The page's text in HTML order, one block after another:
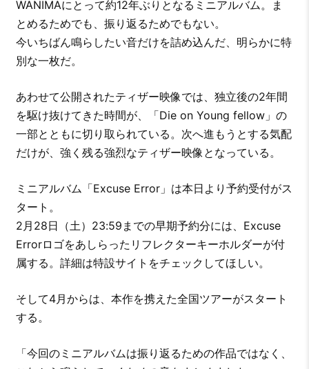
WANIMAにとって約12年ぶりとなるミニアルバム。ま
とめるためでも、振り返るためでもない。
今いちばん鳴らしたい音だけを詰め込んだ、明らかに特
別な一枚だ。
あわせて公開されたティザー映像では、独立後の2年間
を駆け抜けてきた時間が、「Die on Young fellow」の
一部とともに切り取られている。次へ進もうとする気配
だけが、強く残る強烈なティザー映像となっている。
ミニアルバム「Excuse Error」は本日より予約受付がス
タート。
2月28日（土）23:59までの早期予約分には、Excuse
Errorロゴをあしらったリフレクターキーホルダーが付
属する。詳細は特設サイトをチェックしてほしい。
そして4月からは、本作を携えた全国ツアーがスタート
する。
「今回のミニアルバムは振り返るための作品ではなく、